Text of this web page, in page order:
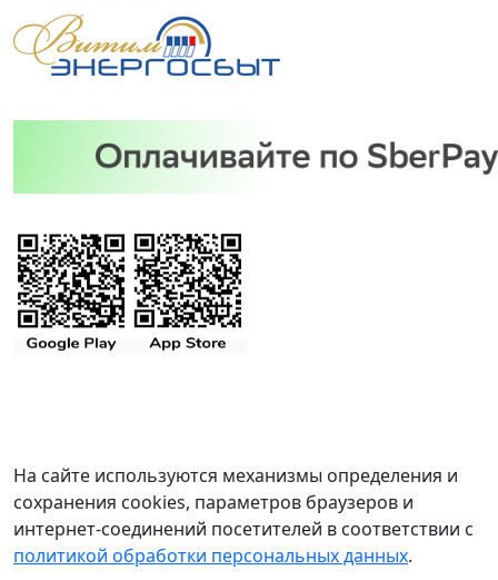
На сайте используются механизмы определения и
сохранения cookies, параметров браузеров и
интернет-соединений посетителей в соответствии с
политикой обработки персональных данных.